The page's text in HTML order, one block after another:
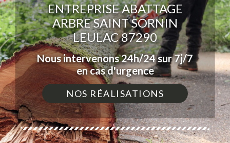
ENTREPRISE ABATTAGE
ARBRE SAINT SORNIN
LEULAC 87290
Nous intervenons 24h/24 sur 7j/7
en cas d'urgence
NOS RÉALISATIONS